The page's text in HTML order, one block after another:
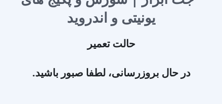
حالت تعمیر
در حال بروزرسانی، لطفا صبور باشید.